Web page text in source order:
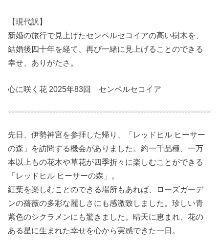
【現代訳】
新婚の旅行で見上げたセンペルセコイアの高い樹木を、
結婚後四十年を経て、再び一緒に見上げることのできる
幸せ、ありがたさ。
心に咲く花 2025年83回 センペルセコイア
先日、伊勢神宮を参拝した帰り、「レッドヒル ヒーサー
の森」を訪問する機会がありました。約一千品種、一万
本以上もの花木や草花が四季折々に楽しむことができる
「レッドヒル ヒーサーの森」。
紅葉を楽しむことのできる場所もあれば、ローズガーデ
ンの薔薇の多彩な麗しさにも感激致しました。珍しい青
紫色のシクラメンにも驚きました。晴天に恵まれ、花の
ある星に生まれた幸せを心から実感できた一日。